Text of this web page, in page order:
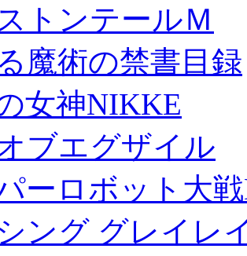
トンテールＭ
魔術の禁書目録
女神NIKKE
ブエグザイル
ーロボット大
ング グレイレ